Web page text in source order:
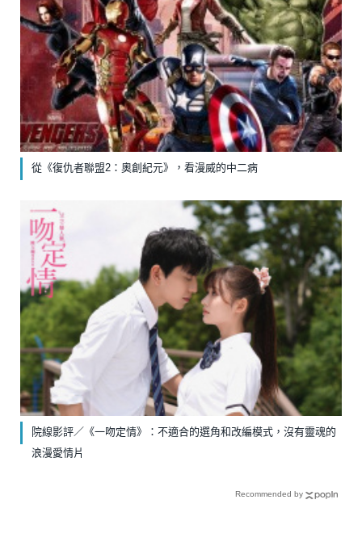
從《復仇者聯盟2：奧創紀元》，看漫威的中二病
院線影評／《一吻定情》：不適合的選角和改編模式，沒有靈魂的
浪漫愛情片
Recommended by